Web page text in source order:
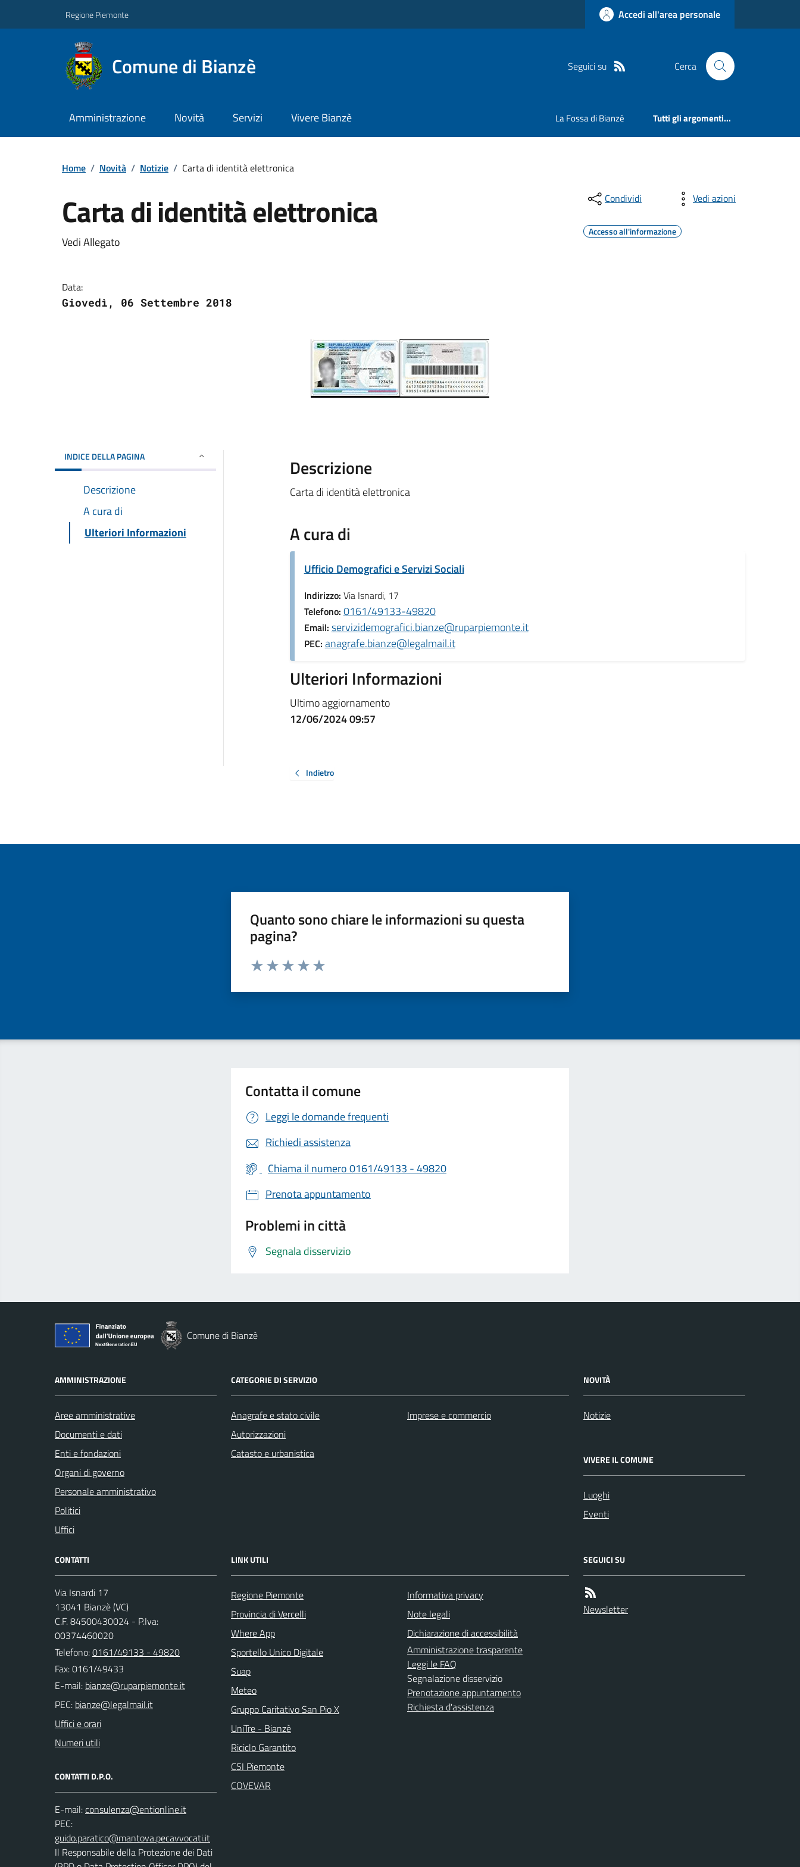
Regione Piemonte Accedi all'area personale
Comune di Bianzè Seguici su Cerca
Amministrazione Novità Servizi Vivere Bianzè La Fossa di Bianzè Tutti gli argomenti...
Home / Novità / Notizie / Carta di identità elettronica
Carta di identità elettronica
Vedi Allegato
Data:
Giovedì, 06 Settembre 2018
Condividi Vedi azioni
Accesso all'informazione
INDICE DELLA PAGINA
Descrizione
A cura di
Ulteriori Informazioni
Descrizione
Carta di identità elettronica
A cura di
Ufficio Demografici e Servizi Sociali
Indirizzo: Via Isnardi, 17
Telefono: 0161/49133-49820
Email: servizidemografici.bianze@ruparpiemonte.it
PEC: anagrafe.bianze@legalmail.it
Ulteriori Informazioni
Ultimo aggiornamento
12/06/2024 09:57
Indietro
Quanto sono chiare le informazioni su questa
pagina?
Valuta da 1 a 5 stelle la pagina
Contatta il comune
Leggi le domande frequenti
Richiedi assistenza
Chiama il numero 0161/49133 - 49820
Prenota appuntamento
Problemi in città
Segnala disservizio
Comune di Bianzè
AMMINISTRAZIONE
Aree amministrative
Documenti e dati
Enti e fondazioni
Organi di governo
Personale amministrativo
Politici
Uffici
CATEGORIE DI SERVIZIO
Anagrafe e stato civile
Autorizzazioni
Catasto e urbanistica
Imprese e commercio
NOVITÀ
Notizie
VIVERE IL COMUNE
Luoghi
Eventi
CONTATTI
Via Isnardi 17
13041 Bianzè (VC)
C.F. 84500430024 - P.Iva:
00374460020
Telefono:0161/49133 - 49820
Fax: 0161/49433
E-mail:
PEC:
Uffici e orari
Numeri utili
CONTATTI D.P.O.
E-mail:
PEC:
Il Responsabile della Protezione dei Dati
LINK UTILI
Regione Piemonte
Provincia di Vercelli
Where App
Sportello Unico Digitale
Suap
Meteo
Gruppo Caritativo San Pio X
UniTre - Bianzè
Riciclo Garantito
CSI Piemonte
COVEVAR
Informativa privacy
Note legali
Dichiarazione di accessibilità
Amministrazione trasparente
Leggi le FAQ
Segnalazione disservizio
Prenotazione appuntamento
Richiesta d'assistenza
SEGUICI SU
Newsletter